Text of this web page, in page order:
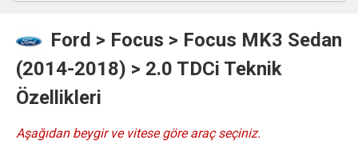
Ford > Focus > Focus MK3 Sedan
(2014-2018) > 2.0 TDCi Teknik
Özellikleri
Aşağıdan beygir ve vitese göre araç seçiniz.